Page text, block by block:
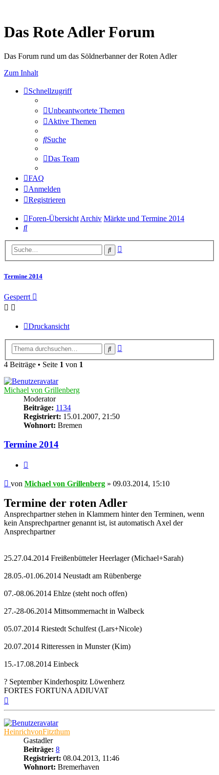
Das Rote Adler Forum
Das Forum rund um das Söldnerbanner der Roten Adler
Zum Inhalt
Schnellzugriff
Unbeantwortete Themen
Aktive Themen
Suche
Das Team
FAQ
Anmelden
Registrieren
Foren-Übersicht Archiv Märkte und Termine 2014
Suche
Suche
Termine 2014
Gesperrt
Druckansicht
Suche
4 Beiträge • Seite 1 von 1
Michael von Grillenberg
Moderator
Beiträge: 1134
Registriert: 15.01.2007, 21:50
Wohnort: Bremen
Termine 2014
Beitrag
von Michael von Grillenberg » 09.03.2014, 15:10
Termine der roten Adler
Ansprechpartner stehen in Klammern hinter den Terminen, wenn
kein Ansprechpartner genannt ist, ist automatisch Axel der
Ansprechpartner
25.27.04.2014 Freißenbütteler Heerlager (Michael+Sarah)
28.05.-01.06.2014 Neustadt am Rübenberge
07.-08.06.2014 Ehlze (steht noch offen)
27.-28-06.2014 Mittsommernacht in Walbeck
05.07.2014 Riestedt Schulfest (Lars+Nicole)
20.07.2014 Ritteressen in Munster (Kim)
15.-17.08.2014 Einbeck
? September Kinderhospitz Löwenherz
FORTES FORTUNA ADIUVAT
HeinrichvonFitzthum
Gastadler
Beiträge: 8
Registriert: 08.04.2013, 11:46
Wohnort: Bremerhaven